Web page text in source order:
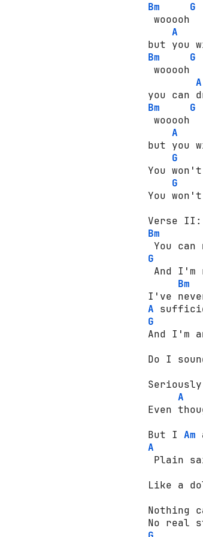
Bm
G
wooooh
A
Bm
G
wooooh
A
Bm
G
wooooh
A
but you
G
You
G
You
Bm
G
And I'm
Bm
A
G
And I'm
Do I
A
Even
But I Am
A
Plain
Like a
Nothing